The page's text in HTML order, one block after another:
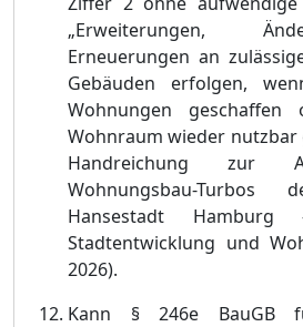
„Erweiterungen,
Erneuerungen an
Gebäuden erfolgen,
Wohnungen geschaffen
Wohnraum wieder
Handreichung zur
Wohnungsbau-
Hansestadt
Stadtentwicklung und
2026).
Kann § 246e BauGB